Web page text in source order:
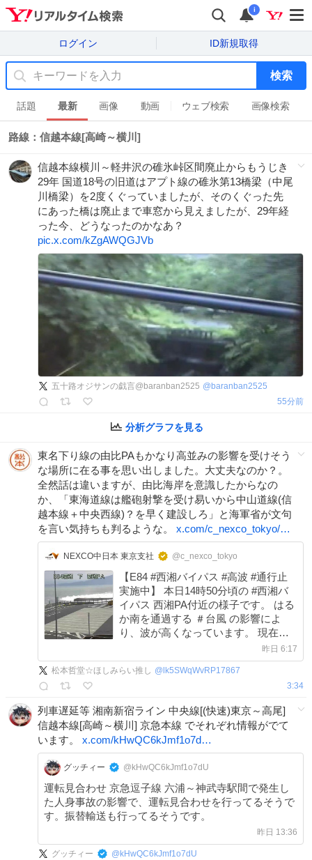
i
ログイン ID新規取得
検索
話題 最新 画像 動画 ウェブ検索 画像検索
路線：信越本線[高崎～横川]
信越本線横川～軽井沢の碓氷峠区間廃止からもうじき
29年 国道18号の旧道はアプト線の碓氷第13橋梁（中尾
川橋梁）を2度くぐっていましたが、そのくぐった先
にあった橋は廃止まで車窓から見えましたが、29年経
った今、どうなったのかなあ？
pic.x.com/kZgAWQGJVb
五十路オジサンの戯言@baranban2525 @baranban2525
55分前
分析グラフを見る
東名下り線の由比PAもかなり高並みの影響を受けそう
な場所に在る事を思い出しました。大丈夫なのか？。
全然話は違いますが、由比海岸を意識したからなの
か、「東海道線は艦砲射撃を受け易いから中山道線(信
越本線＋中央西線)？を早く建設しろ」と海軍省が文句
を言い気持ちも判るような。 x.com/c_nexco_tokyo/…
NEXCO中日本 東京支社 @c_nexco_tokyo
【E84 #西湘バイパス #高波 #通行止
実施中】 本日14時50分頃の #西湘バ
イパス 西湘PA付近の様子です。 はる
か南を通過する ＃台風 の影響によ
り、波が高くなっています。 現在、
上下線で ＃通行止め を実施中。 区間
: 小田原西IC ～ 西湘二宮IC 石
橋IC ～ 早川IC
昨日 6:17
松本哲堂☆ほしみらい推し @ lk5SWqWvRP17867
3:34
列車遅延等 湘南新宿ライン 中央線[(快速)東京～高尾]
信越本線[高崎～横川] 京急本線 でそれぞれ情報がでて
います。 x.com/kHwQC6kJmf1o7d…
グッチィー @kHwQC6kJmf1o7dU
運転見合わせ 京急逗子線 六浦～神武寺駅間で発生し
た人身事故の影響で、運転見合わせを行ってるそうで
す。振替輸送も行ってるそうです。
昨日 13:36
グッチィー @ kHwQC6kJmf1o7dU